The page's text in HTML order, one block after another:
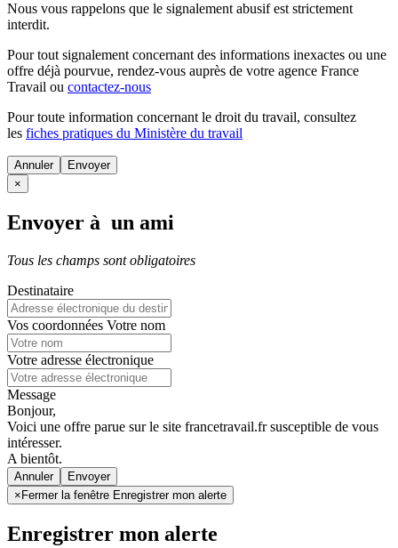
Nous vous rappelons que le signalement abusif est strictement
interdit.
Pour tout signalement concernant des informations inexactes ou une
offre déjà pourvue, rendez-vous auprès de votre agence France
Travail ou contactez-nous
Pour toute information concernant le droit du travail, consultez
les fiches pratiques du Ministère du travail
Annuler
×
Envoyer à un ami
Tous les champs sont obligatoires
Destinataire
Vos coordonnées Votre nom
Votre adresse électronique
Message
Bonjour,
Voici une offre parue sur le site francetravail.fr susceptible de vous
intéresser.
A bientôt.
Annuler
× Fermer la fenêtre Enregistrer mon alerte
Enregistrer mon alerte